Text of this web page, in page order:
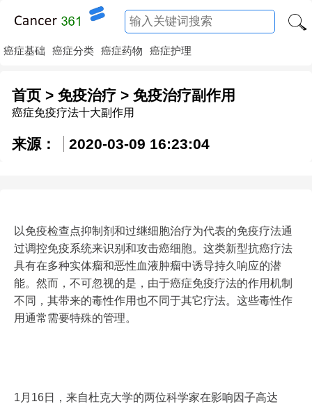
癌症基础 癌症分类 癌症药物 癌症护理
首页 > 免疫治疗 > 免疫治疗副作用
癌症免疫疗法十大副作用
来源： 2020-03-09 16:23:04
以免疫检查点抑制剂和过继细胞治疗为代表的免疫疗法通
过调控免疫系统来识别和攻击癌细胞。这类新型抗癌疗法
具有在多种实体瘤和恶性血液肿瘤中诱导持久响应的潜
能。然而，不可忽视的是，由于癌症免疫疗法的作用机制
不同，其带来的毒性作用也不同于其它疗法。这些毒性作
用通常需要特殊的管理。
1月16日，来自杜克大学的两位科学家在影响因子高达